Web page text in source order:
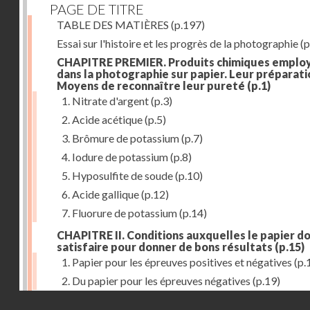
PAGE DE TITRE
TABLE DES MATIÈRES (p.197)
Essai sur l'histoire et les progrès de la photographie
CHAPITRE PREMIER. Produits chimiques
dans la photographie sur papier. Leur
Moyens de reconnaître leur pureté (p.1)
1. Nitrate d'argent(p.3)
2. Acide acétique(p.5)
3. Brômure de potassium(p.7)
4. Iodure de potassium(p.8)
5. Hyposulfite de soude(p.10)
6. Acide gallique(p.12)
7. Fluorure de potassium(p.14)
CHAPITRE II. Conditions auxquelles le papier
satisfaire pour donner de bons résultats (p.15)
1. Papier pour les épreuves positives et négatives
2. Du papier pour les épreuves négatives (p.19)